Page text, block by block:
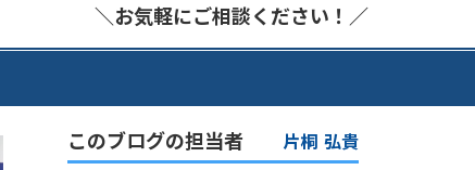
＼お気軽にご相談ください！／
このブログの担当者 片桐 弘貴